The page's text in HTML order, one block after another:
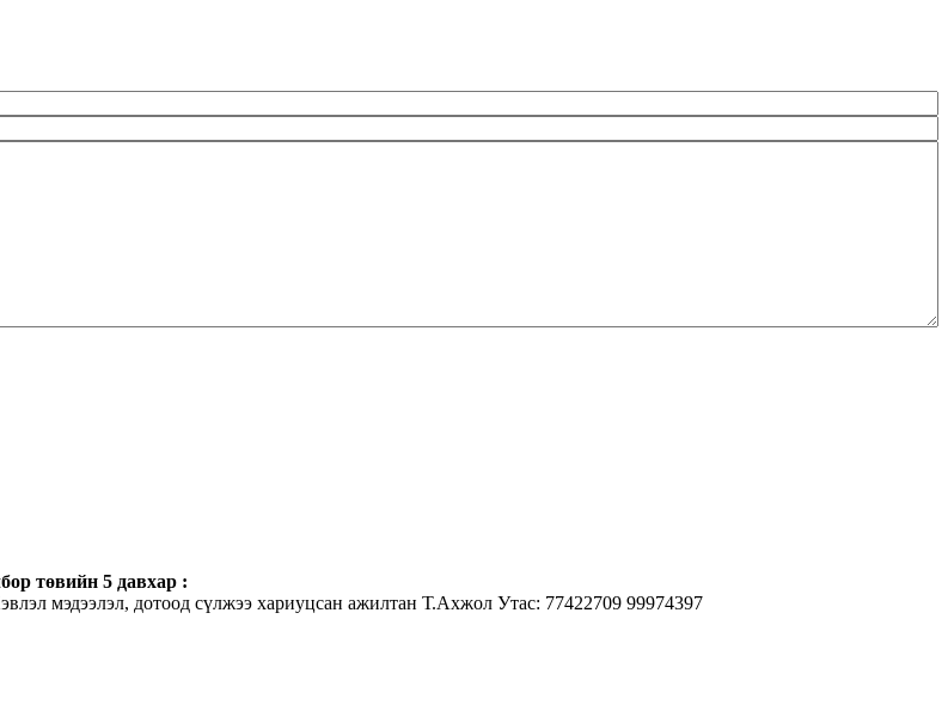
төвийн 5 давхар :
мэдээлэл, дотоод сүлжээ хариуцсан ажилтан Т.Ахжол Утас: 77422709 99974397